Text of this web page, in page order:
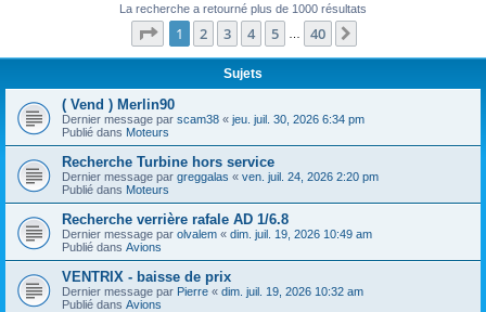
La recherche a retourné plus de 1000 résultats
Page 1sur40
1 2 3 4 5 40
Sujets
( Vend ) Merlin90
Dernier message par scam38 « jeu. juil. 30, 2026 6:34 pm
Publié dans Moteurs
Recherche Turbine hors service
Dernier message par greggalas « ven. juil. 24, 2026 2:20 pm
Publié dans Moteurs
Recherche verrière rafale AD 1/6.8
Dernier message par olvalem « dim. juil. 19, 2026 10:49 am
Publié dans Avions
VENTRIX - baisse de prix
Dernier message par Pierre « dim. juil. 19, 2026 10:32 am
Publié dans Avions